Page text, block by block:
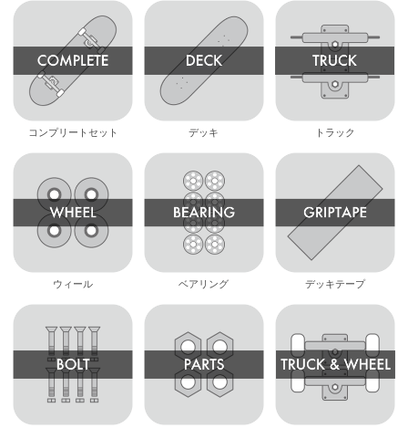
コンプリートセット デッキ トラック
ウィール ベアリング デッキテープ